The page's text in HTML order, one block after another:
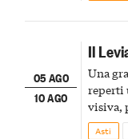
05 AGO
10 AGO
Il
Una
reperti
visiva,
della
Asti